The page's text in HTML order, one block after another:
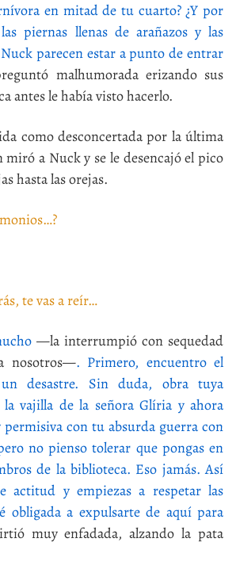
en mitad de tu cuarto? ¿Y por
piernas llenas de arañazos y las
parecen estar a punto de entrar
malhumorada erizando sus
antes le había visto hacerlo.
como desconcertada por la última
a Nuck y se le desencajó el pico
hasta las orejas.
te vas a reír…
—la interrumpió con sequedad
nosotros—. Primero, encuentro el
desastre. Sin duda, obra tuya
la vajilla de la señora Glíria y ahora
con tu absurda guerra con
no pienso tolerar que pongas en
de la biblioteca. Eso jamás. Así
actitud y empiezas a respetar las
obligada a expulsarte de aquí para
muy enfadada, alzando la pata